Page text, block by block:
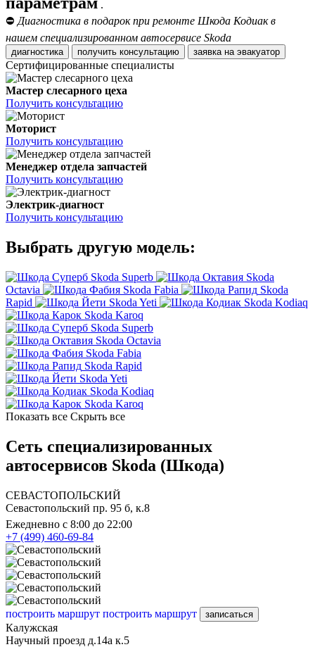
.
⛔ Диагностика в подарок при ремонте Шкода Кодиак в
нашем специализированном автосервисе Skoda
диагностика получить консультацию заявка на эвакуатор
Сертифицированные специалисты
Мастер слесарного цеха
Получить консультацию
Моторист
Получить консультацию
Менеджер отдела запчастей
Получить консультацию
Электрик-диагност
Получить консультацию
Выбрать другую модель:
Skoda Superb
Skoda
Octavia
Skoda Fabia
Skoda
Rapid
Skoda Yeti
Skoda Kodiaq
Skoda Karoq
Skoda Superb
Skoda Octavia
Skoda Fabia
Skoda Rapid
Skoda Yeti
Skoda Kodiaq
Skoda Karoq
Показать все Скрыть все
Сеть специализированных
автосервисов Skoda (Шкода)
СЕВАСТОПОЛЬСКИЙ
Севастопольский пр. 95 б, к.8
Ежедневно с 8:00 до 22:00
+7 (499) 460-69-84
построить маршрут построить маршрут записаться
Калужская
Научный проезд д.14а к.5